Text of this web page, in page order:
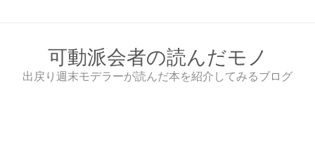
可動派会者の読んだモノ
出戻り週末モデラーが読んだ本を紹介してみるブログ